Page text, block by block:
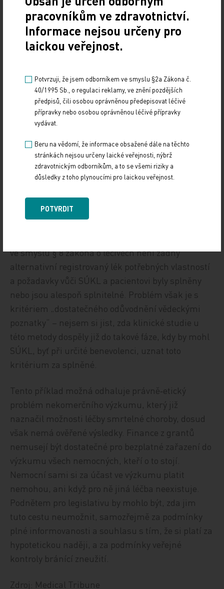
současně není k dispozici žádný registrovaný
přípravek obdobných terapeutických vlastností;
jde‑li o přípravek moderní terapie, musí být jeho
musejí být dodrženy další přísné podmínky na
poučení pacienta a hlášení SÚKL. V takovém
případě by se již nejednalo o léčbu experimentální,
ale vědecky odůvodněnou, připadala by v úvahu
platba pacienta, a dokonce by připadala v úvahu i
úhrada ze zdravotního pojištění za podmínek § 16
zákona č. 48/1997 Sb.
Posouzení otázky, zda je tato metoda již dostatečně
vědecky ověřená, je na regulátorovi (MZ, SÚKL), na
ve smyslu § 8 zákona o léčivech není žádný
alternativní registrovaný lék potřebných vlastností
a požadavky vůči SÚKL a pacientovi byly splněny
nebo jsou alespoň splnitelné. Problém však je s
kritériem „dostatečného odůvodnění vědeckými
poznatky“ – nejsem si jist, zda klinické studie u
této metody dospěly již do takové fáze, kdy by mohl
SÚKL, byť při určité benevolenci, uznat toto
kritérium za splněné.
Tento příklad možná odhaluje právně‑etický
problém nekomerčního výzkumu, který již
naznačil možnosti léčby smrtelné choroby, dosud
však nemá ověřené výsledky. Finance z grantů
nemusejí být dostatečné pro bezplatné zařazení do
výzkumu všech nemocných, kteří o to stojí.
Nemocní sami si za účast ve výzkumu platit
nemohou, ani když pro ně jiná léčba neexistuje.
Podnětem pro legislativu by mohlo být, zda jim
tuto cestu neumožnit, samozřejmě za podmínky
plné informovanosti a souhlasu s tím, že si platí za
hypotetickou naději, a za podmínky veřejné
kontroly bránící zneužití.
Zdroj: Medical Tribune
pracovníkům ve zdravotnictví.
Informace nejsou určeny pro
laickou veřejnost.
Potvrzuji, že jsem odborníkem ve smyslu §2a Zákona č.
40/1995 Sb., o regulaci reklamy, ve znění pozdějších
předpisů, čili osobou oprávněnou předepisovat léčivé
přípravky nebo osobou oprávněnou léčivé přípravky
vydávat.
Beru na vědomí, že informace obsažené dále na těchto
stránkách nejsou určeny laické veřejnosti, nýbrž
zdravotnickým odborníkům, a to se všemi riziky a
důsledky z toho plynoucími pro laickou veřejnost.
POTVRDIT